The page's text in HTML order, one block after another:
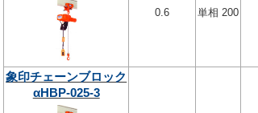
0.6 単相 200
象印チェーンブロック
αHBP-025-3